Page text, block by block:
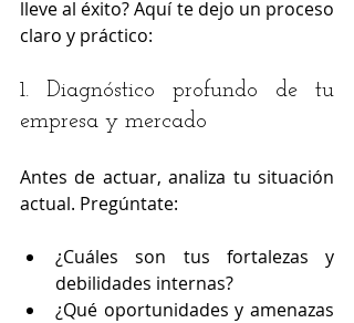
lleve al éxito? Aquí te dejo un proceso
claro y práctico:
1. Diagnóstico profundo de tu
empresa y mercado
Antes de actuar, analiza tu situación
actual. Pregúntate:
¿Cuáles son tus fortalezas y
debilidades internas?
¿Qué oportunidades y amenazas